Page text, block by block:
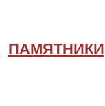
ПАМЯТНИКИ